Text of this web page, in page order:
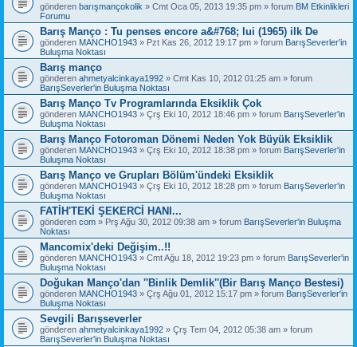
gönderen barışmançokolik » Cmt Oca 05, 2013 19:35 pm » forum BM Etkinlikleri
Forumu
Barış Manço : Tu penses encore a&#768; lui (1965) ilk De
gönderen MANCHO1943 » Pzt Kas 26, 2012 19:17 pm » forum BarışSeverler'in
Buluşma Noktası
Barış manço
gönderen ahmetyalcinkaya1992 » Cmt Kas 10, 2012 01:25 am » forum
BarışSeverler'in Buluşma Noktası
Barış Manço Tv Programlarında Eksiklik Çok
gönderen MANCHO1943 » Çrş Eki 10, 2012 18:46 pm » forum BarışSeverler'in
Buluşma Noktası
Barış Manço Fotoroman Dönemi Neden Yok Büyük Eksiklik
gönderen MANCHO1943 » Çrş Eki 10, 2012 18:38 pm » forum BarışSeverler'in
Buluşma Noktası
Barış Manço ve Grupları Bölüm'ündeki Eksiklik
gönderen MANCHO1943 » Çrş Eki 10, 2012 18:28 pm » forum BarışSeverler'in
Buluşma Noktası
FATİH'TEKİ ŞEKERCİ HANI...
gönderen com » Prş Ağu 30, 2012 09:38 am » forum BarışSeverler'in Buluşma
Noktası
Mancomix'deki Değişim..!!
gönderen MANCHO1943 » Cmt Ağu 18, 2012 19:23 pm » forum BarışSeverler'in
Buluşma Noktası
Doğukan Manço'dan ''Binlik Demlik''(Bir Barış Manço Bestesi)
gönderen MANCHO1943 » Çrş Ağu 01, 2012 15:17 pm » forum BarışSeverler'in
Buluşma Noktası
Sevgili Barışseverler
gönderen ahmetyalcinkaya1992 » Çrş Tem 04, 2012 05:38 am » forum
BarışSeverler'in Buluşma Noktası